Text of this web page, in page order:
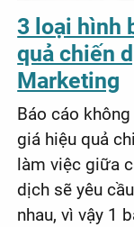
3 loại hình
quả chiến
Marketing
Báo cáo
giá hiệu quả
làm việc giữa
dịch sẽ yêu
nhau, vì vậy 1